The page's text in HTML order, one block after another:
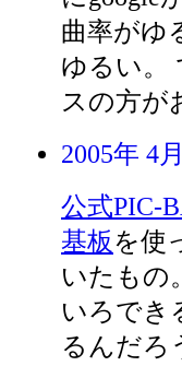
曲率がゆ
ゆるい。
スの方が
2005年 4
公式PIC-
基板を使
いたもの
いろでき
るんだろ